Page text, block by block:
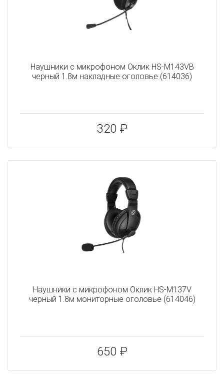
Наушники с микрофоном Оклик HS-M143VB
черный 1.8м накладные оголовье (614036)
320 ₽
Наушники с микрофоном Оклик HS-M137V
черный 1.8м мониторные оголовье (614046)
650 ₽